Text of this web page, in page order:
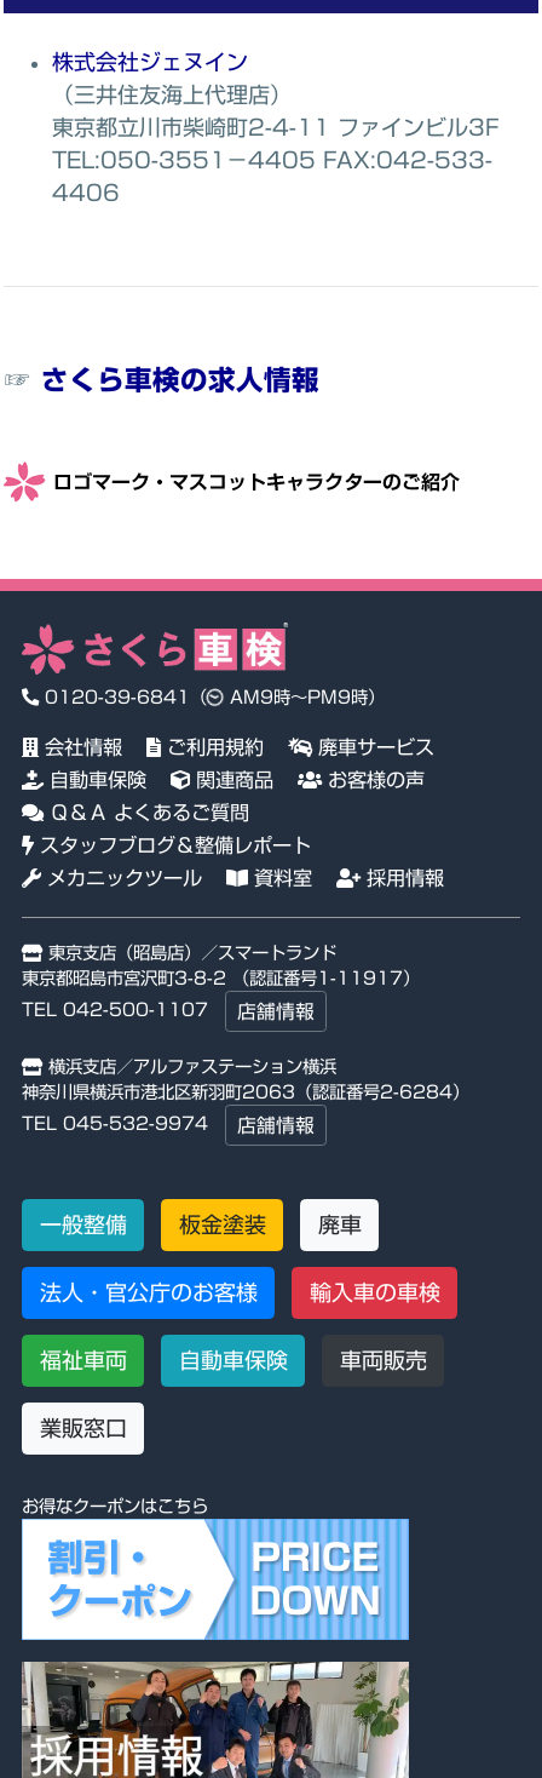
株式会社ジェヌイン
（三井住友海上代理店）
東京都立川市柴崎町2-4-11 ファインビル3F
TEL:050-3551−4405 FAX:042-533-
4406
☞ さくら車検の求人情報
0120-39-6841 （ AM9時～PM9時）
会社情報 ご利用規約
廃車サービス
自動車保険
関連商品
お客様の声
Ｑ＆Ａ よくあるご質問
スタッフブログ＆整備レポート
メカニックツール
資料室 採用情報
東京支店（昭島店）／スマートランド
東京都昭島市宮沢町3-8-2 （認証番号1-11917）
TEL 042-500-1107
店舗情報
横浜支店／アルファステーション横浜
神奈川県横浜市港北区新羽町2063（認証番号2-6284）
TEL 045-532-9974
店舗情報
一般整備 板金塗装 廃車
法人・官公庁のお客様 輸入車の車検
福祉車両 自動車保険 車両販売
業販窓口
お得なクーポンはこちら